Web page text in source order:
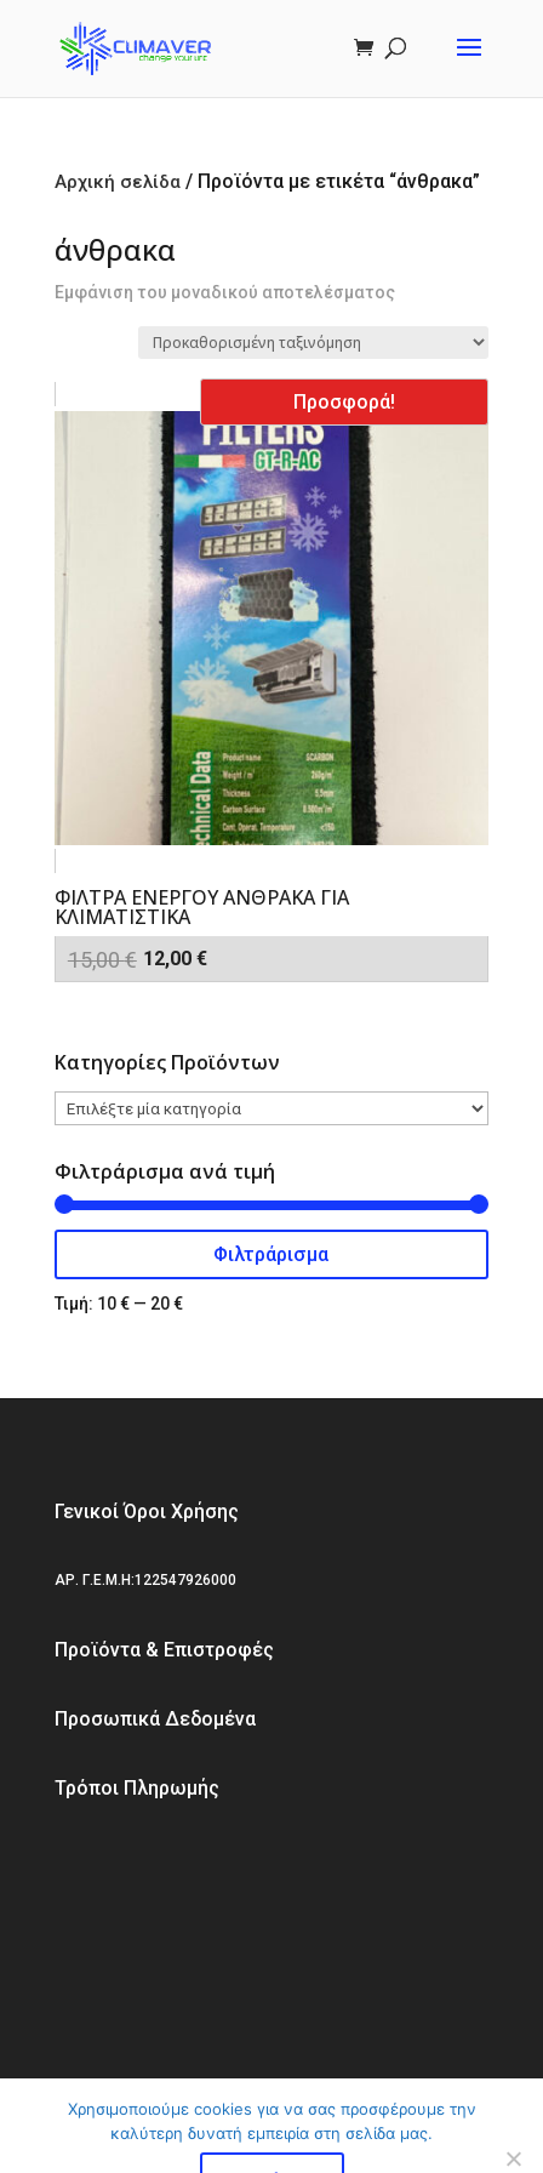
Αρχική σελίδα/ Προϊόντα με ετικέτα “άνθρακα”
άνθρακα
Εμφάνιση του μοναδικού αποτελέσματος
Προσφορά!
ΦΙΛΤΡΑ ΕΝΕΡΓΟΥ ΑΝΘΡΑΚΑ ΓΙΑ
ΚΛΙΜΑΤΙΣΤΙΚΑ
15,00€ Original
15,00 €.
12,00 €Η
είναι:
12,00 €.
Κατηγορίες Προϊόντων
Φιλτράρισμα ανά τιμή
τιμή
τιμή
Φιλτράρισμα
Τιμή: 10 €— 20 €
Γενικοί Όροι Χρήσης
ΑΡ. Γ.Ε.Μ.Η:122547926000
Προϊόντα & Επιστροφές
Προσωπικά Δεδομένα
Τρόποι Πληρωμής
ClimaVer Αβραμίδης | Αλλάζουμε το κλίμα στη
ζωή σας © 2026
Χρησιμοποιούμε cookies για να σας προσφέρουμε την
καλύτερη δυνατή εμπειρία στη σελίδα μας.